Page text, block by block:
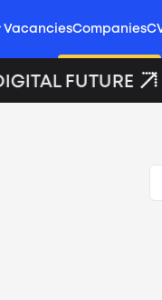
VacanciesCompanies
FUTURE